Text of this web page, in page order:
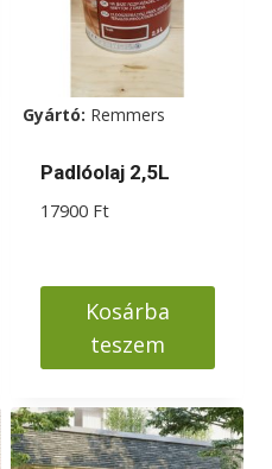
Gyártó: Remmers
Padlóolaj 2,5L
17900 Ft
Kosárba
teszem